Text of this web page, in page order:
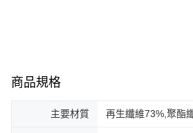
商品規格
主要材質 再生纖維73%,聚酯